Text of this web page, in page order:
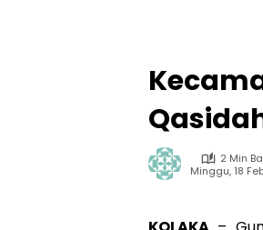
2 Min
Minggu, 18